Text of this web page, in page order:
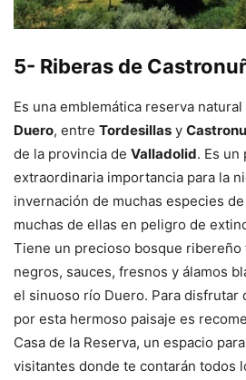
5- Riberas de
Es una emblemática reserva
Duero, entre Tordesillas y
de la provincia de Valladolid. Es un
extraordinaria importancia para la
invernación de muchas especies
muchas de ellas en peligro de
Tiene un precioso bosque ribereño
negros, sauces, fresnos y álamos
el sinuoso río Duero. Para disfrutar
por esta hermoso paisaje es
Casa de la Reserva, un espacio
visitantes donde te contarán todos